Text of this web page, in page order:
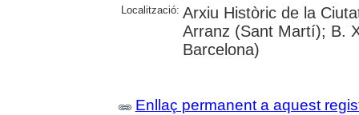
Localització: Arxiu Històric de la
Arranz (Sant Martí); B.
Barcelona)
Enllaç permanent a aquest